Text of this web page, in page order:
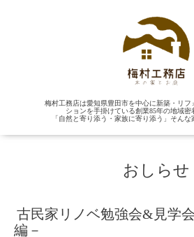
梅村工務店は愛知県豊田市を中心に新築・リフ
ションを手掛けている創業85年の地域密
「自然と寄り添う・家族に寄り添う」そんな
おしらせ
古民家リノベ勉強会&見学
編－